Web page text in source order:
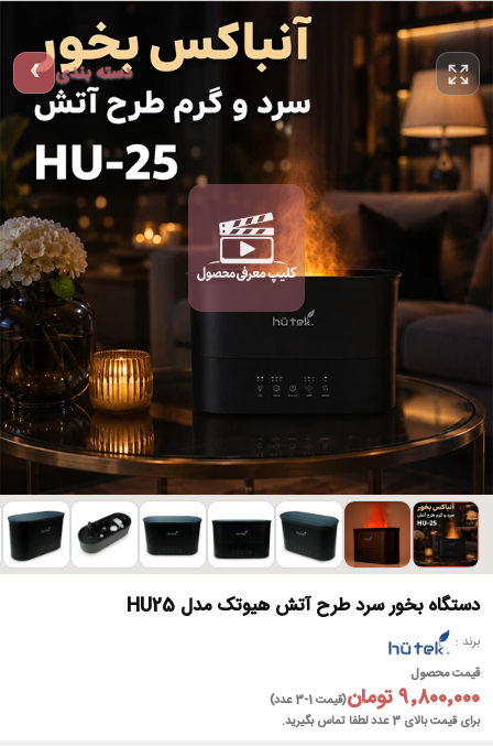
دسته بندی
►
دستگاه بخور سرد طرح آتش هیوتک مدل HU25
برند
قیمت محصول
۹٬۸۰۰٬۰۰۰ تومان
(قیمت 1-3 عدد)
برای قیمت بالای 3 عدد لطفا تماس بگیرید.